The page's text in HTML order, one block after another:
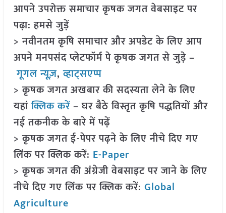
आपने उपरोक्त समाचार कृषक जगत वेबसाइट पर
पढ़ा: हमसे जुड़ें
> नवीनतम कृषि समाचार और अपडेट के लिए आप
अपने मनपसंद प्लेटफॉर्म पे कृषक जगत से जुड़े –
गूगल न्यूज़,व्हाट्सएप्प
> कृषक जगत अखबार की सदस्यता लेने के लिए
यहांक्लिक करें– घर बैठे विस्तृत कृषि पद्धतियों और
नई तकनीक के बारे में पढ़ें
> कृषक जगत ई-पेपर पढ़ने के लिए नीचे दिए गए
लिंक पर क्लिक करें: E-Paper
> कृषक जगत की अंग्रेजी वेबसाइट पर जाने के लिए
नीचे दिए गए लिंक पर क्लिक करें: Global
Agriculture